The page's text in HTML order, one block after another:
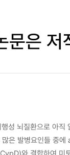
문은
뇌질환으로 아직
와 결합하여